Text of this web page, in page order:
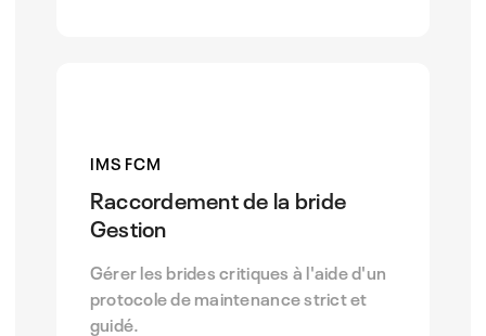
IMS FCM
Raccordement de la bride
Gestion
Gérer les brides critiques à l'aide d'un
protocole de maintenance strict et
guidé.